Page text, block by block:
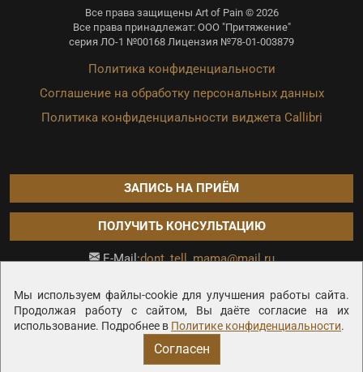
Мы используем файлы-cookie для улучшения работы сайта.
Продолжая работу с сайтом, Вы даёте согласие на их
использование. Подробнее в Политике конфиденциальности.
Согласен
Все права защищены Art of Pain © 2026
Все права принадлежат: ООО "Притяжение"
серия ЛО-1 №00168 Лицензия №78-01-003879
Политика конфиденциальности
Соглашение на обработку персональных данных
Политика конфиденциальности виджета Callibri
ЗАПИСЬ НА ПРИЁМ
ПОЛУЧИТЬ КОНСУЛЬТАЦИЮ
E-Mail:dont_tell_mama@mail.ru